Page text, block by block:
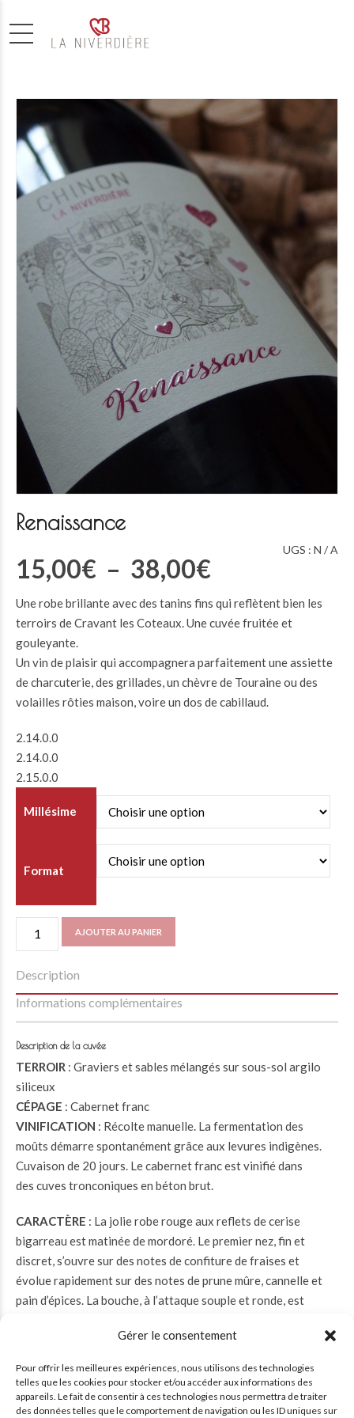
Gérer le consentement
Pour offrir les meilleures expériences, nous utilisons des technologies
telles que les cookies pour stocker et/ou accéder aux informations des
appareils. Le fait de consentir à ces technologies nous permettra de traiter
des données telles que le comportement de navigation ou les ID uniques sur
Renaissance
UGS : N / A
15,00€ – 38,00€Plage
de
prix :
à
38,00€
Une robe brillante avec des tanins fins qui reflètent bien les
terroirs de Cravant les Coteaux. Une cuvée fruitée et
gouleyante.
Un vin de plaisir qui accompagnera parfaitement une assiette
de charcuterie, des grillades, un chèvre de Touraine ou des
volailles rôties maison, voire un dos de cabillaud.
2.14.0.0
2.14.0.0
2.15.0.0
Millésime
Format
AJOUTER AU PANIER
Description
Informations complémentaires
Description de la cuvée
TERROIR : Graviers et sables mélangés sur sous-sol argilo
siliceux
CÉPAGE : Cabernet franc
VINIFICATION : Récolte manuelle. La fermentation des
moûts démarre spontanément grâce aux levures indigènes.
Cuvaison de 20 jours. Le cabernet franc est vinifié dans
des cuves tronconiques en béton brut.
CARACTÈRE : La jolie robe rouge aux reflets de cerise
bigarreau est matinée de mordoré. Le premier nez, fin et
discret, s’ouvre sur des notes de confiture de fraises et
évolue rapidement sur des notes de prune mûre, cannelle et
pain d’épices. La bouche, à l’attaque souple et ronde, est
finale. Le bel équilibre global de ce vin est souligné en
2.14.0.0
2.14.0.0